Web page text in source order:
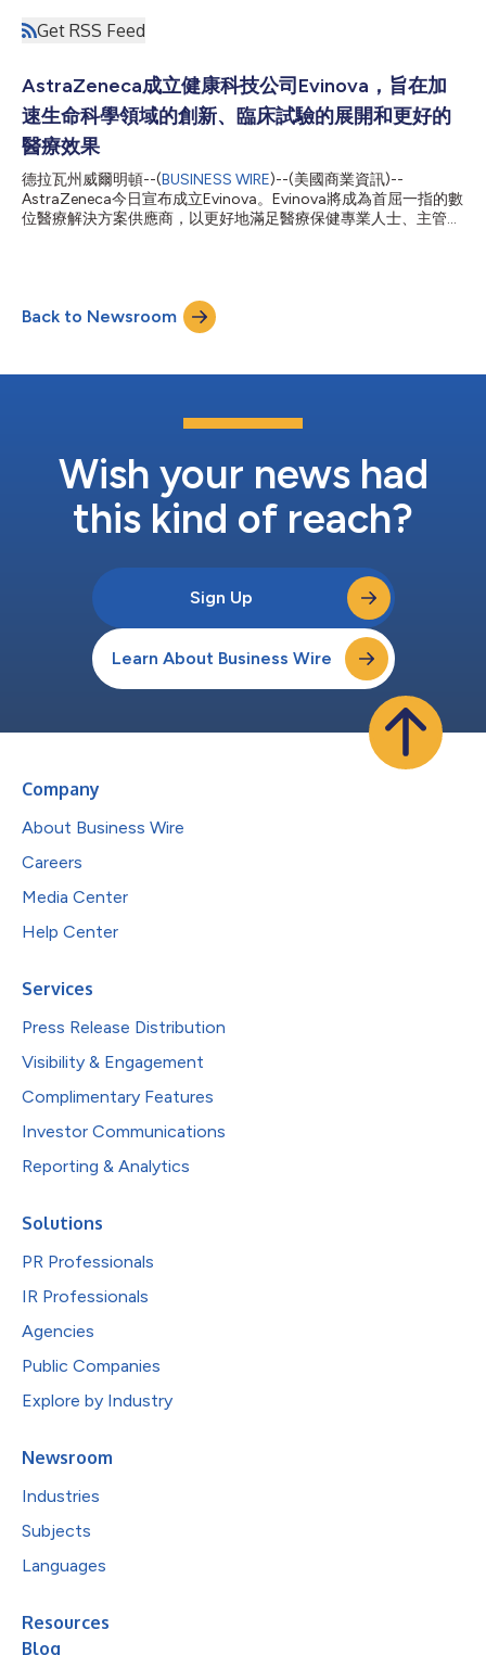
Get RSS Feed
AstraZeneca成立健康科技公司Evinova，旨在加
速生命科學領域的創新、臨床試驗的展開和更好的
醫療效果
德拉瓦州威爾明頓--(BUSINESS WIRE)--(美國商業資訊)--
AstraZeneca今日宣布成立Evinova。Evinova將成為首屈一指的數
位醫療解決方案供應商，以更好地滿足醫療保健專業人士、主管機
全球使用的成熟和規模化的數位科技解決方案推向市場，以促成臨
床試驗設計和實施的最佳化。這將減少開發新藥的時間和成本，為
病患提供就近治療，並減輕醫療系統的負擔。Evinova還將在數位
數位創新產品。 依託AstraZeneca在開發新型療法方面的深厚經驗
將為製藥公司、生物科技公司和CRO提供成熟的科技解決方案，為
全球臨床研究提供支援。AstraZeneca在40多個國家申辦並成功
Back to Newsroom
Wish your news had
this kind of reach?
Sign Up
Learn About Business Wire
Company
About Business Wire
Careers
Media Center
Help Center
Services
Press Release Distribution
Visibility & Engagement
Complimentary Features
Investor Communications
Reporting & Analytics
Solutions
PR Professionals
IR Professionals
Agencies
Public Companies
Explore by Industry
Newsroom
Industries
Subjects
Languages
Resources
Blog